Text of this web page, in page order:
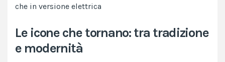
che in versione elettrica
Le icone che tornano: tra tradizione
e modernità